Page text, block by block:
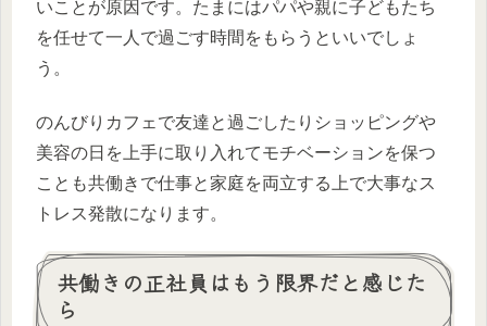
いことが原因です。たまにはパパや親に子どもたち
を任せて一人で過ごす時間をもらうといいでしょ
う。
のんびりカフェで友達と過ごしたりショッピングや
美容の日を上手に取り入れてモチベーションを保つ
ことも共働きで仕事と家庭を両立する上で大事なス
トレス発散になります。
共働きの正社員はもう限界だと感じた
ら